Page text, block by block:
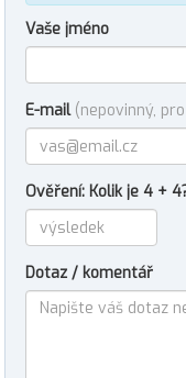
Vaše jméno
E-mail (nepovinný,
Ověření: Kolik je 4 +
Dotaz / komentář